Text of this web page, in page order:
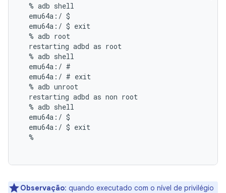
  % adb shell
  emu64a:/ $
  emu64a:/ $ exit
  % adb root
  restarting adbd as root
  % adb shell
  emu64a:/ #
  emu64a:/ # exit
  % adb unroot
  restarting adbd as non root
  % adb shell
  emu64a:/ $
  emu64a:/ $ exit
  %
Observação: quando executado com o nível de privilégio